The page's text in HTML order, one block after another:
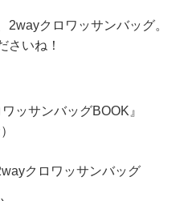
クロワッサンバッグ。
さいね！
ッサンバッグBOOK』
クロワッサンバッグ